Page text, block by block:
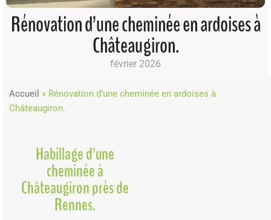
Rénovation d’une cheminée en ardoises à
Châteaugiron.
février 2026
Accueil » Rénovation d’une cheminée en ardoises à
Châteaugiron.
Habillage d'une
cheminée à
Châteaugiron près de
Rennes.